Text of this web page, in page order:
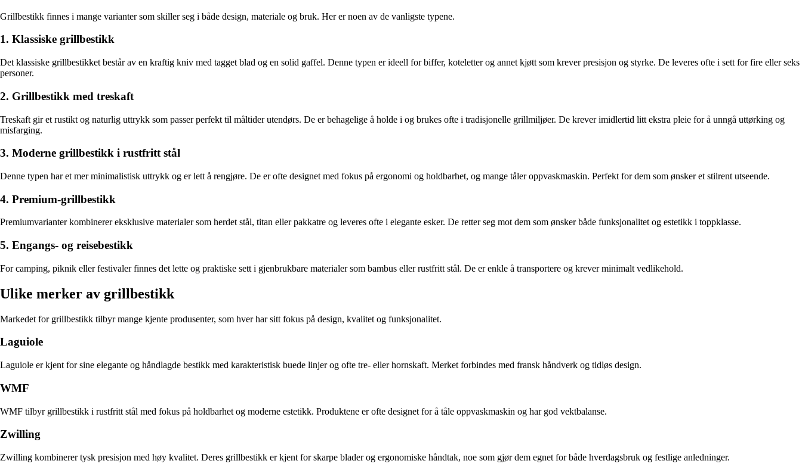
Grillbestikk finnes i mange varianter som skiller seg i både design, materiale og bruk. Her er noen av de vanligste typene.
1. Klassiske grillbestikk
Det klassiske grillbestikket består av en kraftig kniv med tagget blad og en solid gaffel. Denne typen er ideell for biffer, koteletter og annet kjøtt som krever presisjon og styrke. De leveres ofte i sett for fire eller seks
personer.
2. Grillbestikk med treskaft
Treskaft gir et rustikt og naturlig uttrykk som passer perfekt til måltider utendørs. De er behagelige å holde i og brukes ofte i tradisjonelle grillmiljøer. De krever imidlertid litt ekstra pleie for å unngå uttørking og
misfarging.
3. Moderne grillbestikk i rustfritt stål
Denne typen har et mer minimalistisk uttrykk og er lett å rengjøre. De er ofte designet med fokus på ergonomi og holdbarhet, og mange tåler oppvaskmaskin. Perfekt for dem som ønsker et stilrent utseende.
4. Premium-grillbestikk
Premiumvarianter kombinerer eksklusive materialer som herdet stål, titan eller pakkatre og leveres ofte i elegante esker. De retter seg mot dem som ønsker både funksjonalitet og estetikk i toppklasse.
5. Engangs- og reisebestikk
For camping, piknik eller festivaler finnes det lette og praktiske sett i gjenbrukbare materialer som bambus eller rustfritt stål. De er enkle å transportere og krever minimalt vedlikehold.
Ulike merker av grillbestikk
Markedet for grillbestikk tilbyr mange kjente produsenter, som hver har sitt fokus på design, kvalitet og funksjonalitet.
Laguiole
Laguiole er kjent for sine elegante og håndlagde bestikk med karakteristisk buede linjer og ofte tre- eller hornskaft. Merket forbindes med fransk håndverk og tidløs design.
WMF
WMF tilbyr grillbestikk i rustfritt stål med fokus på holdbarhet og moderne estetikk. Produktene er ofte designet for å tåle oppvaskmaskin og har god vektbalanse.
Zwilling
Zwilling kombinerer tysk presisjon med høy kvalitet. Deres grillbestikk er kjent for skarpe blader og ergonomiske håndtak, noe som gjør dem egnet for både hverdagsbruk og festlige anledninger.